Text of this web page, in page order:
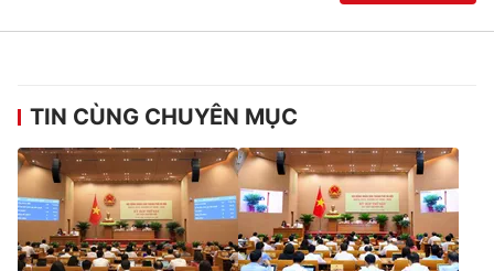
TIN CÙNG CHUYÊN MỤC